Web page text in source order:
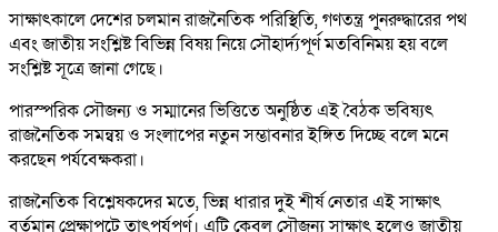
সাক্ষাৎকালে দেশের চলমান রাজনৈতিক পরিস্থিতি, গণতন্ত্র পুনরুদ্ধারের পথ
এবং জাতীয় সংশ্লিষ্ট বিভিন্ন বিষয় নিয়ে সৌহার্দ্যপূর্ণ মতবিনিময় হয় বলে
সংশ্লিষ্ট সূত্রে জানা গেছে।
পারস্পরিক সৌজন্য ও সম্মানের ভিত্তিতে অনুষ্ঠিত এই বৈঠক ভবিষ্যৎ
রাজনৈতিক সমন্বয় ও সংলাপের নতুন সম্ভাবনার ইঙ্গিত দিচ্ছে বলে মনে
করছেন পর্যবেক্ষকরা।
রাজনৈতিক বিশ্লেষকদের মতে, ভিন্ন ধারার দুই শীর্ষ নেতার এই সাক্ষাৎ
বর্তমান প্রেক্ষাপটে তাৎপর্যপূর্ণ। এটি কেবল সৌজন্য সাক্ষাৎ হলেও জাতীয়